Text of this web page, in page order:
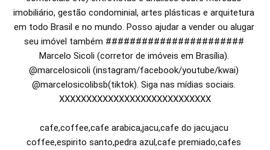
imobiliário, gestão condominial, artes plásticas e arquitetura
em todo Brasil e no mundo. Posso ajudar a vender ou alugar
seu imóvel também #######################
Marcelo Sicoli (corretor de imóveis em Brasília).
@marcelosicoli (instagram/facebook/youtube/kwai)
@marcelosicolibsb(tiktok). Siga nas mídias sociais.
XXXXXXXXXXXXXXXXXXXXXXXXXXXX
cafe,coffee,cafe arabica,jacu,cafe do jacu,jacu
coffee,espirito santo,pedra azul,cafe premiado,cafes